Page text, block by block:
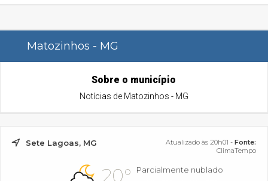
Matozinhos - MG
Sobre o município
Notícias de Matozinhos - MG
Sete Lagoas, MG Atualizado às 20h01 - Fonte:
ClimaTempo
20° Parcialmente nublado